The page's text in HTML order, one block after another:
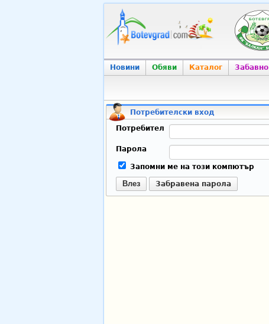
Новини Обяви Каталог Забавно
Потребителски вход
Потребител
Парола
Запомни ме на този компютър
Влез Забравена парола